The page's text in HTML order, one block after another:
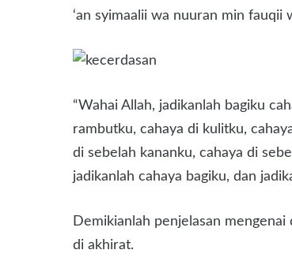
‘an syimaalii wa nuuran min fauqii
“Wahai Allah, jadikanlah bagiku
rambutku, cahaya di kulitku,
di sebelah kananku, cahaya di
jadikanlah cahaya bagiku, dan
Demikianlah penjelasan
di akhirat.